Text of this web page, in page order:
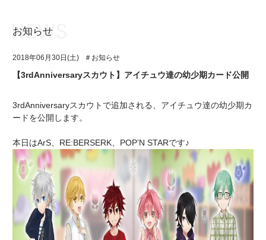
アプリゲーム
イベント・キャンペーン
ミュージック
グッズ・本
ギャラリー
ユニット&キャラクター
アプリゲーム
イベント・キャンペーン
ミュージック
グッズ・本
ギャラリー
お知らせ
2018年06月30日(土) ＃お知らせ
【3rdAnniversaryスカウト】アイチュウ達の幼少期カード公開
3rdAnniversaryスカウトで追加される、アイチュウ達の幼少期カ
ードを公開します。
本日はArS、RE:BERSERK、POP’N STARです♪